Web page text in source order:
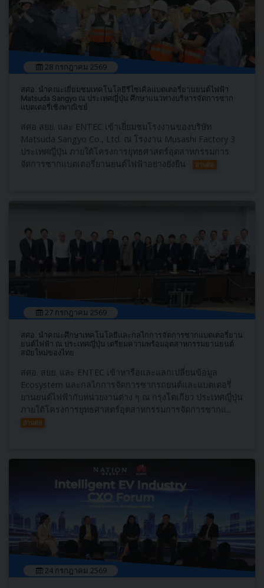
28 กรกฎาคม 2569
สศอ. นำคณะเยี่ยมชมเทคโนโลยีรีไซเคิลแบตเตอรี่ยานยนต์ไฟฟ้า
Matsuda Sangyo ณ ประเทศญี่ปุ่น ศึกษาแนวทางบริหารจัดการซาก
แบตเตอรี่เชิงพาณิชย์
สศอ สยย. และ ENTEC เข้าเยี่ยมชมโรงงานของบริษัท
Matsuda Sangyo Co., Ltd. ณ โรงงาน Musashi Factory 3
ประเทศญี่ปุ่น ภายใต้โครงการยุทธศาสตร์อุตสาหกรรมการ
จัดการซากแบตเตอรี่ยานยนต์ไฟฟ้าอย่างยั่งยืน
อ่านต่อ
27 กรกฎาคม 2569
สศอ. นำคณะศึกษาเทคโนโลยีและกลไกการจัดการซากแบตเตอรี่ยาน
ยนต์ไฟฟ้า ณ ประเทศญี่ปุ่น เตรียมความพร้อมอุตสาหกรรมยานยนต์
สมัยใหม่ของไทย
สศอ. สยย. และ ENTEC เข้าหารือและแลกเปลี่ยนข้อมูล
Ecosystem และกลไกการจัดการซากรถยนต์และแบตเตอรี่
ยานยนต์ไฟฟ้ากับหน่วยงานต่าง ๆ ณ กรุงโตเกียว ประเทศญี่ปุ่น
ภายใต้โครงการยุทธศาสตร์อุตสาหกรรมการจัดการซากแ...
อ่านต่อ
24 กรกฎาคม 2569